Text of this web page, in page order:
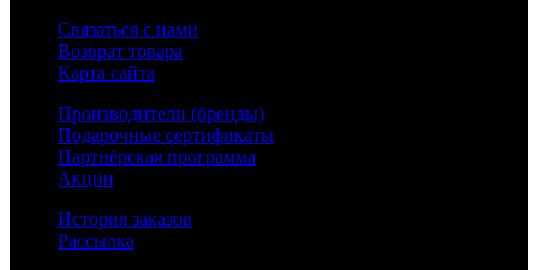
Связаться с нами
Возврат товара
Карта сайта
Производители (бренды)
Подарочные сертификаты
Партнёрская программа
Акции
История заказов
Рассылка